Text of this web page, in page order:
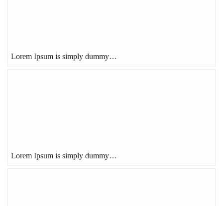
Lorem Ipsum is simply dummy…
Lorem Ipsum is simply dummy…